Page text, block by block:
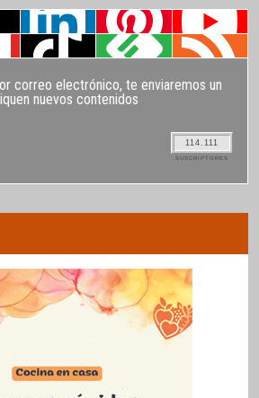
correo electrónico, te enviaremos un
nuevos contenidos
114.111
SUSCRIPTORES